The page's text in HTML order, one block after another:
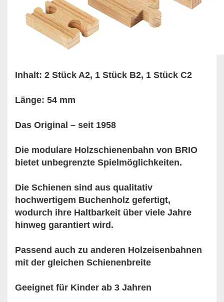
Inhalt: 2 Stück A2, 1 Stück B2, 1 Stück C2
Länge: 54 mm
Das Original – seit 1958
Die modulare Holzschienenbahn von BRIO
bietet unbegrenzte Spielmöglichkeiten.
Die Schienen sind aus qualitativ
hochwertigem Buchenholz gefertigt,
wodurch ihre Haltbarkeit über viele Jahre
hinweg garantiert wird.
Passend auch zu anderen Holzeisenbahnen
mit der gleichen Schienenbreite
Geeignet für Kinder ab 3 Jahren